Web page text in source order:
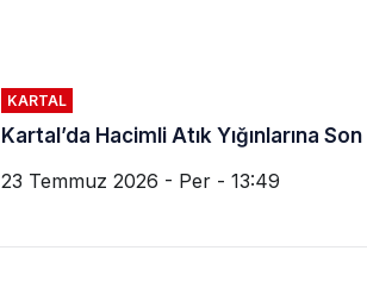
KARTAL
Kartal’da Hacimli Atık Yığınlarına Son
23 Temmuz 2026 - Per - 13:49